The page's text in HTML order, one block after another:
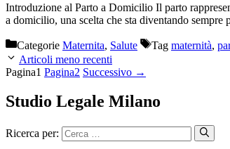
Introduzione al Parto a Domicilio Il parto
a domicilio, una scelta che sta diventando
Categorie Maternita, Salute Tag maternità,
Articoli meno recenti
Pagina1 Pagina2 Successivo →
Studio Legale Milano
Ricerca per: